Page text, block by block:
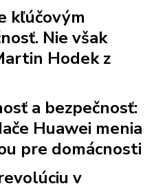
kľúčovým
Nie však
Hodek z
a bezpečnosť:
Huawei menia
pre domácnosti
v